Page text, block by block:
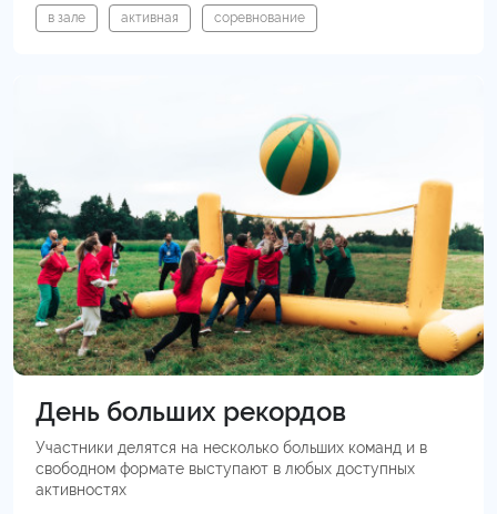
в зале активная соревнование
День больших рекордов
Участники делятся на несколько больших команд и в
свободном формате выступают в любых доступных
активностях